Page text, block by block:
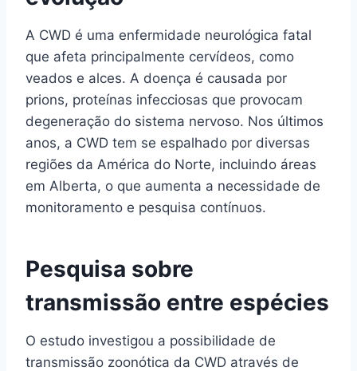
A CWD é uma enfermidade neurológica fatal
que afeta principalmente cervídeos, como
veados e alces. A doença é causada por
prions, proteínas infecciosas que provocam
degeneração do sistema nervoso. Nos últimos
anos, a CWD tem se espalhado por diversas
regiões da América do Norte, incluindo áreas
em Alberta, o que aumenta a necessidade de
monitoramento e pesquisa contínuos.
Pesquisa sobre
transmissão entre espécies
O estudo investigou a possibilidade de
transmissão zoonótica da CWD através de